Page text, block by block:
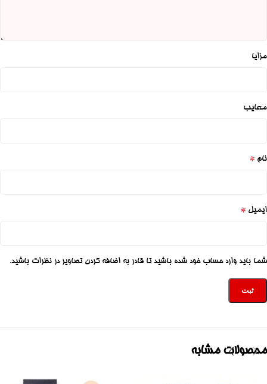
مزایا
معایب
نام *
ایمیل *
شما باید وارد حساب خود شده باشید تا قادر به اضافه کردن تصاویر در نظرات باشید.
محصولات مشابه